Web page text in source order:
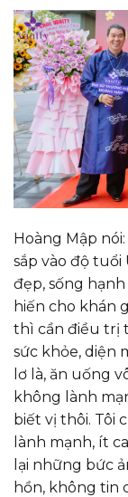
Hoàng Mập
sắp vào độ
đẹp, sống
hiến cho khán
thì cần điều trị
sức khỏe, diện
lơ là, ăn uống
không lành
biết vị thôi. Tôi
lành mạnh, ít
lại những bức
hồn, không tin